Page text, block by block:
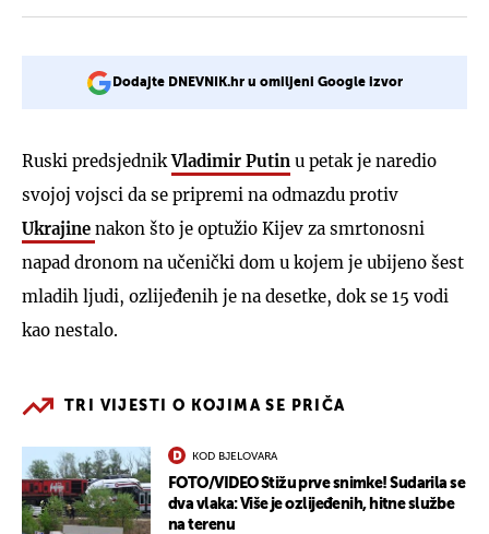
Dodajte DNEVNIK.hr u omiljeni Google izvor
Ruski predsjednikVladimir Putin u petak je naredio
svojoj vojsci da se pripremi na odmazdu protiv
Ukrajine nakon što je optužio Kijev za smrtonosni
napad dronom na učenički dom u kojem je ubijeno šest
mladih ljudi, ozlijeđenih je na desetke, dok se 15 vodi
kao nestalo.
TRI VIJESTI O KOJIMA SE PRIČA
KOD BJELOVARA
FOTO/VIDEO Stižu prve snimke! Sudarila se
dva vlaka: Više je ozlijeđenih, hitne službe
na terenu